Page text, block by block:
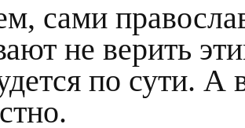
сами
не верить
по сути. А